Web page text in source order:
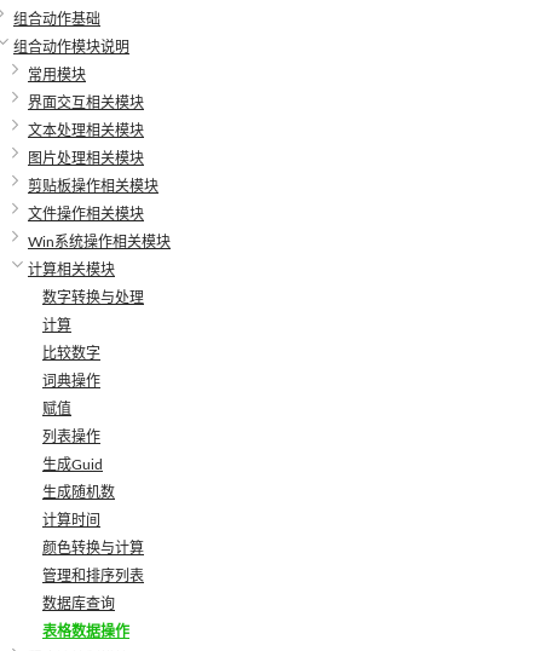
组合动作基础
组合动作模块说明
常用模块
界面交互相关模块
文本处理相关模块
图片处理相关模块
剪贴板操作相关模块
文件操作相关模块
Win系统操作相关模块
计算相关模块
数字转换与处理
计算
比较数字
词典操作
赋值
列表操作
生成Guid
生成随机数
计算时间
颜色转换与计算
管理和排序列表
数据库查询
表格数据操作